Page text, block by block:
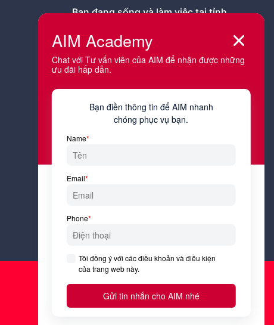
Bạn đang sống và làm việc tại tỉnh
Tôi đồng ý với
mật
Đăng ký